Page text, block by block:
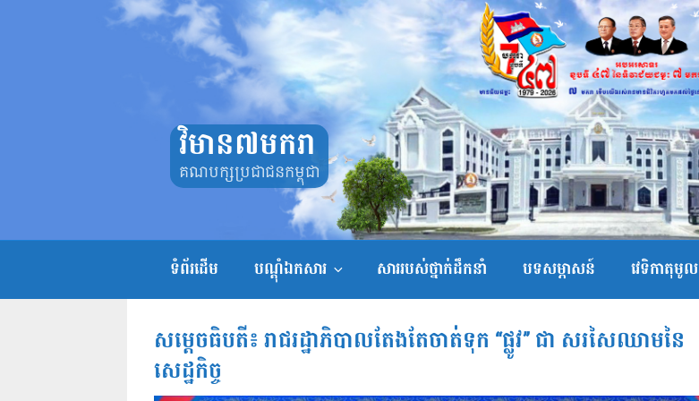
វិមាន៧មករា
គណបក្សប្រជាជនកម្ពុជា
ទំព័រដើម បណ្តុំឯកសារ សាររបស់ថ្នាក់ដឹកនាំ បទសម្ភាសន៍ វេទិកាតុមូល
សម្ដេចធិបតី៖ រាជរដ្ឋាភិបាល​តែងតែចាត់ទុក “ផ្លូវ” ជា សរសៃឈាម​នៃ
សេដ្ឋកិច្ច